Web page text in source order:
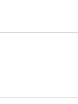
合。
か 15h30~19h